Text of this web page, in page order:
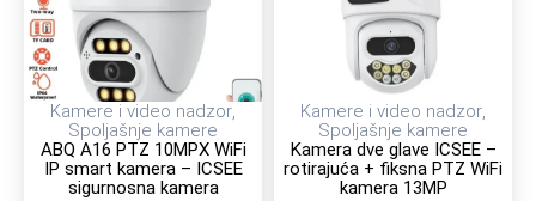
Kamere i video nadzor,
Spoljašnje kamere
ABQ A16 PTZ 10MPX WiFi
IP smart kamera – ICSEE
sigurnosna kamera
Kamere i video nadzor,
Spoljašnje kamere
Kamera dve glave ICSEE –
rotirajuća + fiksna PTZ WiFi
kamera 13MP